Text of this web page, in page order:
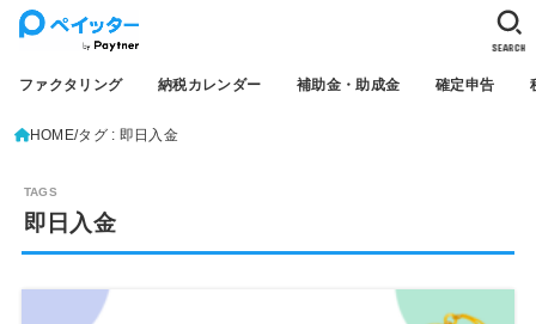
ファクタリング 納税カレンダー 補助金・助成金 確定申告
SEARCH
HOME タグ : 即日入金
即日入金